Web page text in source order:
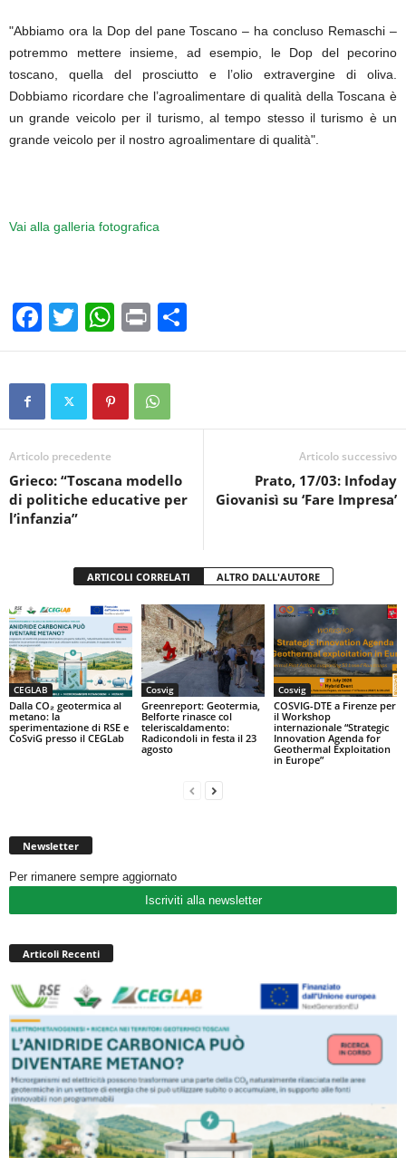
"Abbiamo ora la Dop del pane Toscano – ha concluso Remaschi –
potremmo mettere insieme, ad esempio, le Dop del pecorino
toscano, quella del prosciutto e l’olio extravergine di oliva.
Dobbiamo ricordare che l’agroalimentare di qualità della Toscana è
un grande veicolo per il turismo, al tempo stesso il turismo è un
grande veicolo per il nostro agroalimentare di qualità".
Vai alla galleria fotografica
F
a
c
b
o
o
k
T
wi
tt
W
h
at
s
A
p
Pr
in
t
o
vi
Articolo precedente
Grieco: “Toscana modello
di politiche educative per
l’infanzia”
Articolo successivo
Prato, 17/03: Infoday
Giovanisì su ‘Fare Impresa’
ARTICOLI CORRELATI ALTRO DALL'AUTORE
CEGLAB
Dalla CO₂ geotermica al
metano: la
sperimentazione di RSE e
CoSviG presso il CEGLab
Cosvig
Greenreport: Geotermia,
Belforte rinasce col
teleriscaldamento:
Radicondoli in festa il 23
agosto
Cosvig
COSVIG-DTE a Firenze per
il Workshop
internazionale “Strategic
Innovation Agenda for
Geothermal Exploitation
in Europe”
Newsletter
Per rimanere sempre aggiornato
Iscriviti alla newsletter
Articoli Recenti